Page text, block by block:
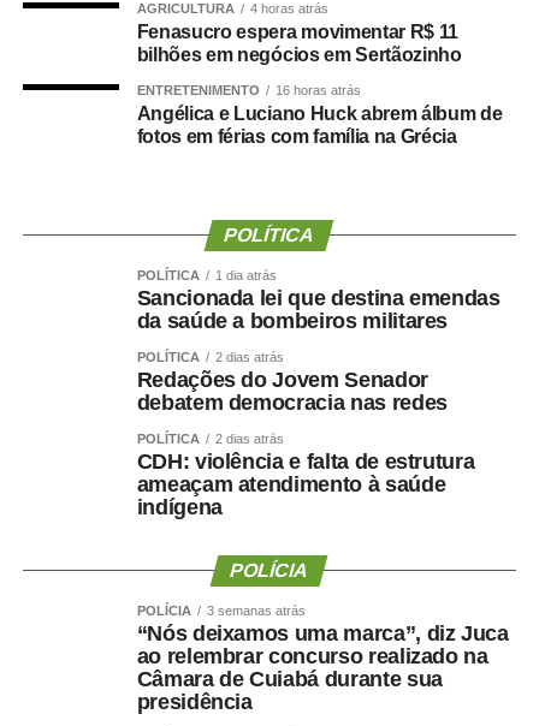
COMENTE ABAIXO:
WhatsApp
Facebook
Twitter
Messenger
LinkedIn
Share
AGRICULTURA 4 horas atrás
Fenasucro espera movimentar R$ 11
bilhões em negócios em Sertãozinho
ENTRETENIMENTO 16 horas atrás
Angélica e Luciano Huck abrem álbum de
fotos em férias com família na Grécia
POLÍTICA
POLÍTICA 1 dia atrás
Sancionada lei que destina emendas
da saúde a bombeiros militares
POLÍTICA 2 dias atrás
Redações do Jovem Senador
debatem democracia nas redes
POLÍTICA 2 dias atrás
CDH: violência e falta de estrutura
ameaçam atendimento à saúde
indígena
POLÍCIA
POLÍCIA 3 semanas atrás
“Nós deixamos uma marca”, diz Juca
ao relembrar concurso realizado na
Câmara de Cuiabá durante sua
presidência